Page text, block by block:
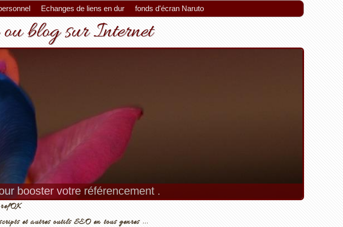
Echanges de liens en dur fonds d'écran Naruto
ou blog sur Internet
booster votre référencement .
refOK
et autres outils SEO en tous genres ...